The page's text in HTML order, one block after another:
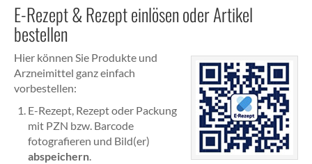
E-Rezept & Rezept einlösen oder Artikel
bestellen
Hier können Sie Produkte und
Arzneimittel ganz einfach
vorbestellen:
E-Rezept, Rezept oder Packung
mit PZN bzw. Barcode
fotografieren und Bild(er)
abspeichern.